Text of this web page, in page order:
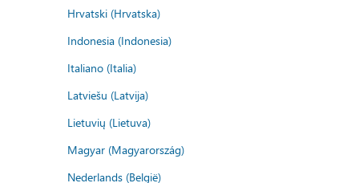
Hrvatski (Hrvatska)
Indonesia (Indonesia)
Italiano (Italia)
Latviešu (Latvija)
Lietuvių (Lietuva)
Magyar (Magyarország)
Nederlands (België)